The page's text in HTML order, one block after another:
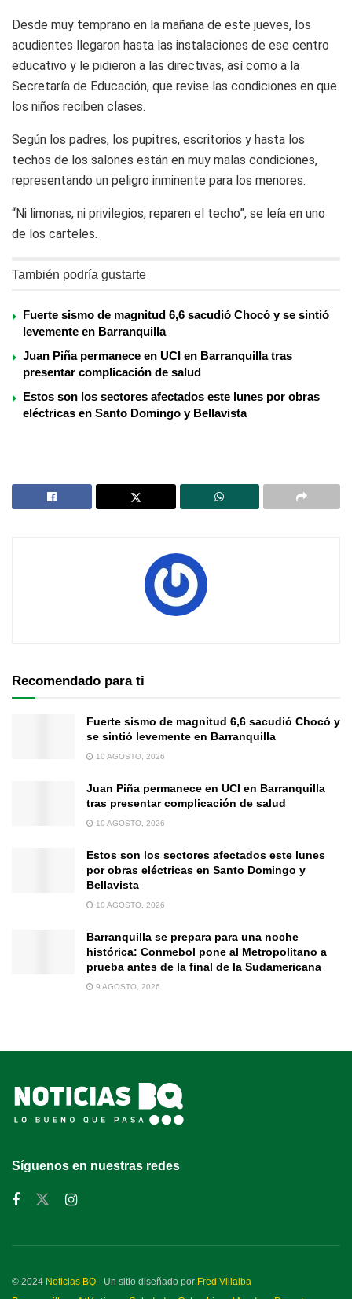
Desde muy temprano en la mañana de este jueves, los
acudientes llegaron hasta las instalaciones de ese centro
educativo y le pidieron a las directivas, así como a la
Secretaría de Educación, que revise las condiciones en que
los niños reciben clases.
Según los padres, los pupitres, escritorios y hasta los
techos de los salones están en muy malas condiciones,
representando un peligro inminente para los menores.
“Ni limonas, ni privilegios, reparen el techo”, se leía en uno
de los carteles.
También podría gustarte
Fuerte sismo de magnitud 6,6 sacudió Chocó y se sintió
levemente en Barranquilla
Juan Piña permanece en UCI en Barranquilla tras
presentar complicación de salud
Estos son los sectores afectados este lunes por obras
eléctricas en Santo Domingo y Bellavista
Recomendado para ti
Fuerte sismo de magnitud 6,6 sacudió Chocó y
se sintió levemente en Barranquilla
10 AGOSTO, 2026
Juan Piña permanece en UCI en Barranquilla
tras presentar complicación de salud
10 AGOSTO, 2026
Estos son los sectores afectados este lunes
por obras eléctricas en Santo Domingo y
Bellavista
10 AGOSTO, 2026
Barranquilla se prepara para una noche
histórica: Conmebol pone al Metropolitano a
prueba antes de la final de la Sudamericana
9 AGOSTO, 2026
Síguenos en nuestras redes
© 2024 Noticias BQ - Un sitio diseñado por Fred Villalba